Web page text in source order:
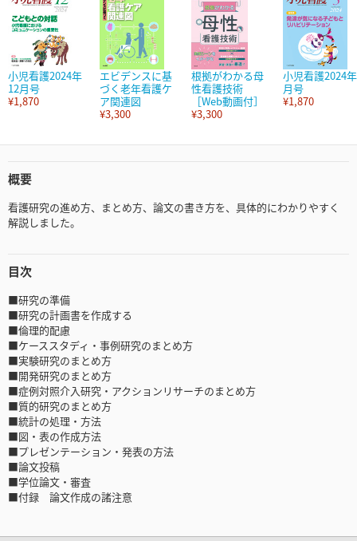
小児看護2024年
12月号
¥1,870
エビデンスに基
づく老年看護ケ
ア関連図
¥3,300
根拠がわかる母
性看護技術
［Web動画付］
¥3,300
小児看護2024
月号
¥1,870
概要
看護研究の進め方、まとめ方、論文の書き方を、具体的にわかりやすく
解説しました。
目次
■研究の準備
■研究の計画書を作成する
■倫理的配慮
■ケーススタディ・事例研究のまとめ方
■実験研究のまとめ方
■開発研究のまとめ方
■症例対照介入研究・アクションリサーチのまとめ方
■質的研究のまとめ方
■統計の処理・方法
■図・表の作成方法
■プレゼンテーション・発表の方法
■論文投稿
■学位論文・審査
■付録 論文作成の諸注意